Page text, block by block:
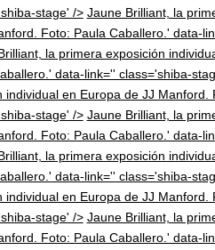
stage' /> Jaune Brilliant, la
Foto: Paula Caballero.' data-
la primera exposición
data-link='' class='shiba-
individual en Europa de JJ Manford.
stage' /> Jaune Brilliant, la
Foto: Paula Caballero.' data-
la primera exposición
data-link='' class='shiba-
individual en Europa de JJ Manford.
stage' /> Jaune Brilliant, la
Foto: Paula Caballero.' data-